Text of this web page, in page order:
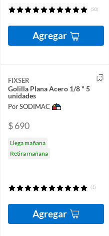
(30)
Agregar
FIXSER
Golilla Plana Acero 1/8 " 5
unidades
Por SODIMAC
$ 690
Llega mañana
Retira mañana
(1)
Agregar